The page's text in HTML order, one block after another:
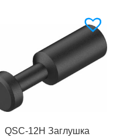
QSC-12H Заглушка